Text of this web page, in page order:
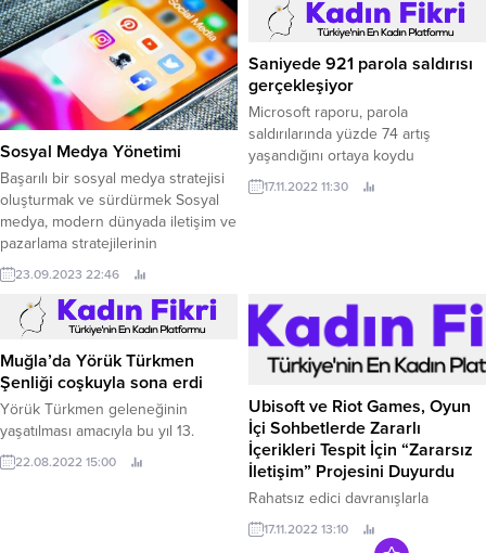
ürünler, en iyi geri bildirimi alacaktır.
Genel olarak, daha kaliteli ürünler
daha ucuz fiyatlara sahip olacaktır.
Yine de, bazı ürünler için belirli
minimum sipariş gereksinimleri
olduğunu unutmayın. Az...
Sosyal Medya Yönetimi
Başarılı bir sosyal medya stratejisi
oluşturmak ve sürdürmek Sosyal
medya, modern dünyada iletişim ve
pazarlama stratejilerinin
vazgeçilmez bir parçası haline
geldi. İnsanlar, işletmeler ve
markalar, sosyal medya
platformlarını kullanarak kitlelere
ulaşmanın ve etkileşimde
bulunmanın avantajlarından
yararlanıyorlar. Ancak sosyal medya
yönetimi, sadece bir hesap açmakla
veya gönderi paylaşmak ile sınırlı
değildir....
23.09.2023 22:46
Saniyede 921 parola saldırısı
gerçekleşiyor
Microsoft raporu, parola
saldırılarında yüzde 74 artış
yaşandığını ortaya koydu
Microsoft, Dijital Savunma Raporu
2022’yi yayınlayarak dijital tehdit
17.11.2022 11:30
Muğla’da Yörük Türkmen
Şenliği coşkuyla sona erdi
Yörük Türkmen geleneğinin
yaşatılması amacıyla bu yıl 13.
22.08.2022 15:00
Ubisoft ve Riot Games, Oyun
İçi Sohbetlerde Zararlı
İçerikleri Tespit İçin “Zararsız
İletişim” Projesini Duyurdu
Rahatsız edici davranışlarla
mücadele etmek için ilk kez
gerçekleştirilen sektörler arası
17.11.2022 13:10